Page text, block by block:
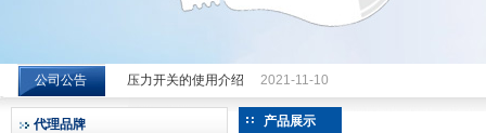
希而科工业控制设备（上海）有限公司
公司公告 压力开关的使用介绍 2021-11-10
代理品牌 产品展示